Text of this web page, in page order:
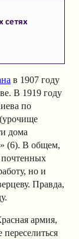
сетях
в 1907 году
В 1919 году
по
дома
(6). В общем,
почтенных
но и
Правда,
армия,